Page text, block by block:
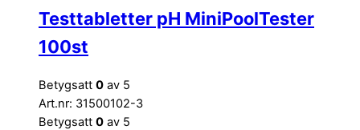
Testtabletter pH MiniPoolTester
100st
Betygsatt 0 av 5
Art.nr: 31500102-3
Betygsatt 0 av 5